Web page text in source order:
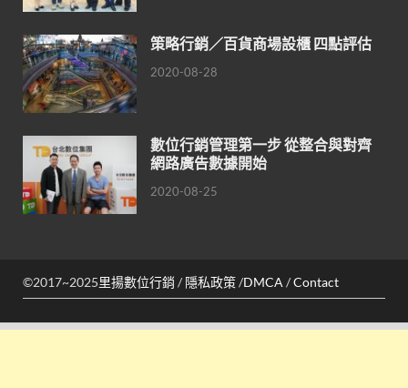
策略行銷／百貨商場設櫃 四點評估
2020-08-28
數位行銷管理第一步 從整合與對齊
網路廣告數據開始
2020-08-25
©2017~2025里揚數位行銷 / 隱私政策/DMCA /Contact